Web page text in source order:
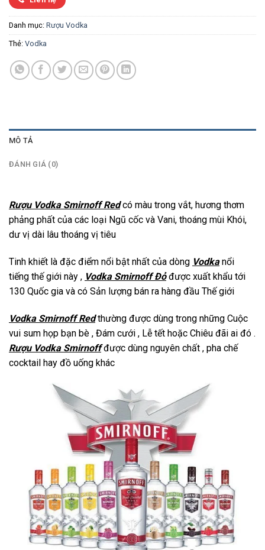
Danh mục: Rượu Vodka
Thẻ: Vodka
MÔ TẢ
ĐÁNH GIÁ (0)
Rượu Vodka Smirnoff Redcó màu trong vắt, hương thơm
phảng phất của các loại Ngũ cốc và Vani, thoáng mùi Khói,
dư vị dài lâu thoáng vị tiêu
Tinh khiết là đặc điểm nổi bật nhất của dòng Vodkanổi
tiếng thế giới này , Vodka Smirnoff Đỏđược xuất khẩu tới
130 Quốc gia và có Sản lượng bán ra hàng đầu Thế giới
Vodka Smirnoff Redthường được dùng trong những Cuộc
vui sum họp bạn bè , Đám cưới , Lễ tết hoặc Chiêu đãi ai đó .
Rượu Vodka Smirnoffđược dùng nguyên chất , pha chế
cocktail hay đồ uống khác